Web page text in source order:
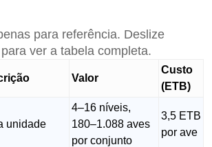
para referência. Deslize
ver a tabela completa.
Valor
Custo
(ETB)
unidade
4–16 níveis,
180–1.088 aves
por conjunto
3,5 ETB
por ave